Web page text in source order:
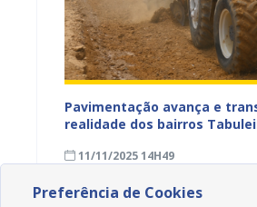
Pavimentação avança e
realidade dos bairros
11/11/2025 14H49
Preferência de Cookies